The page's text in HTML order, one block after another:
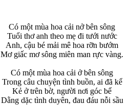
Có một mùa hoa cải nở bên sông
Tuổi thơ anh theo mẹ đi tưới nước
Anh, cậu bé mải mê hoa rỡn bướm
Mơ giấc mơ sông miên man rực vàng.
Có một mùa hoa cải ở bên sông
Trong câu chuyện tình buồn, ai đã kể
Kẻ ở trên bờ, người nơi góc bể
Dằng dặc tình duyên, đau đáu nỗi sầu